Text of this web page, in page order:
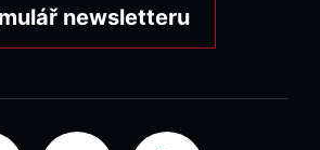
newsletteru